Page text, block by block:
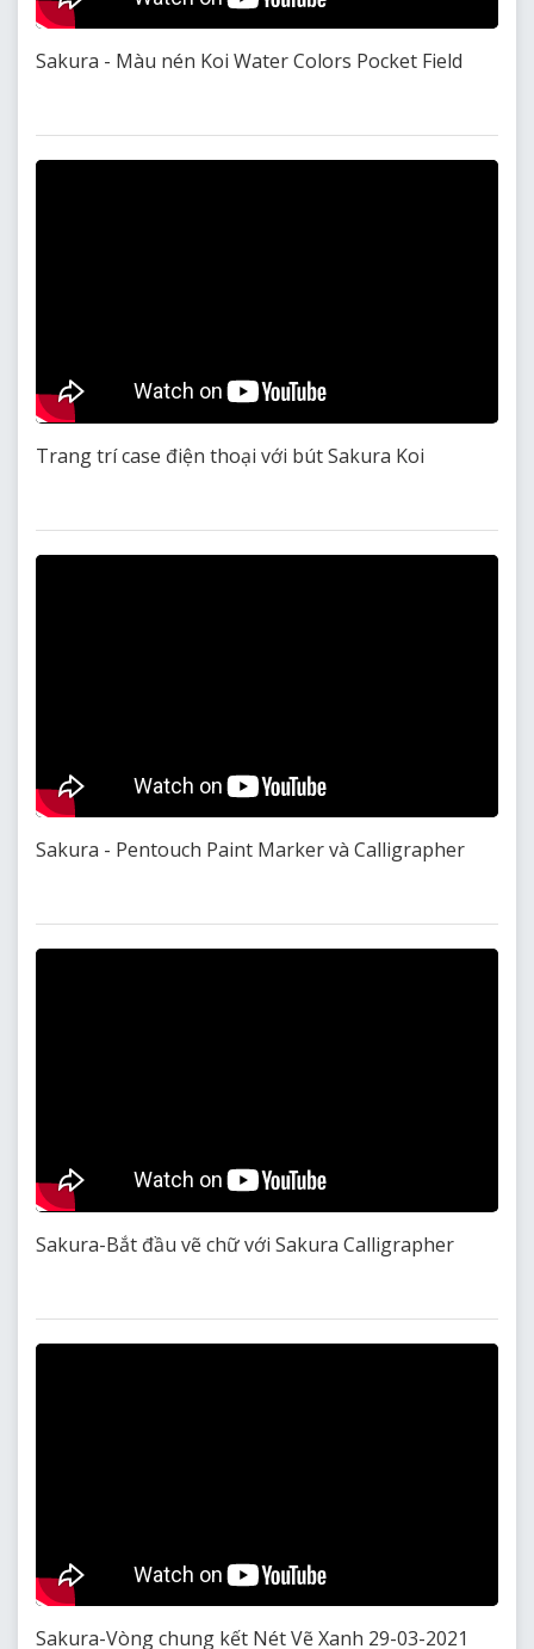
Sakura - Màu nén Koi Water Colors Pocket Field
Trang trí case điện thoại với bút Sakura Koi
Sakura - Pentouch Paint Marker và Calligrapher
Sakura-Bắt đầu vẽ chữ với Sakura Calligrapher
Sakura-Vòng chung kết Nét Vẽ Xanh 29-03-2021